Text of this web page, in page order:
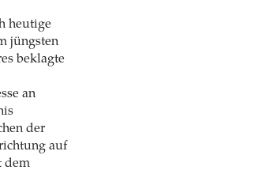
heutige
jüngsten
beklagte
an
der
auf
dem